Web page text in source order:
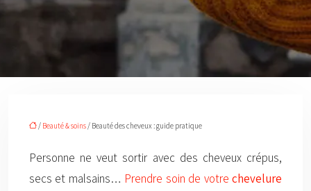
/ Beauté & soins/ Beauté des cheveux : guide pratique
Personne ne veut sortir avec des cheveux crépus,
secs et malsains… Prendre soin de votrechevelure